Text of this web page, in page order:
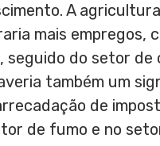
A
mais empregos,
seguido do setor de
também um
de
de fumo e no